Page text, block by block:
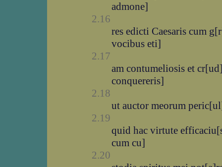
admone]
2.16
res edicti Caesaris cum
vocibus eti]
2.17
am contumeliosis et
conquereris]
2.18
ut auctor meorum
2.19
quid hac virtute
cum cu]
2.20